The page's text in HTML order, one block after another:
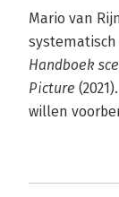
Mario van
Handboek
Picture
willen